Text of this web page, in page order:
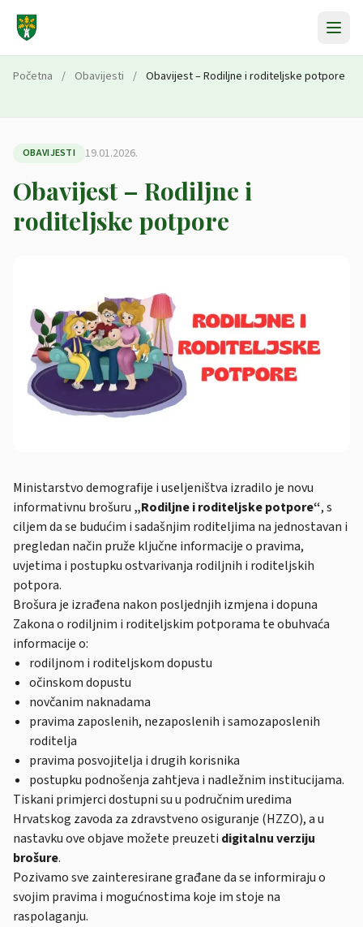
Početna / Obavijesti / Obavijest – Rodiljne i roditeljske potpore
OBAVIJESTI 19.01.2026.
Obavijest – Rodiljne i
roditeljske potpore
Ministarstvo demografije i useljeništva izradilo je novu
informativnu brošuru „Rodiljne i roditeljske potpore“, s
ciljem da se budućim i sadašnjim roditeljima na jednostavan i
pregledan način pruže ključne informacije o pravima,
uvjetima i postupku ostvarivanja rodiljnih i roditeljskih
potpora.
Brošura je izrađena nakon posljednjih izmjena i dopuna
Zakona o rodiljnim i roditeljskim potporama te obuhvaća
informacije o:
rodiljnom i roditeljskom dopustu
očinskom dopustu
novčanim naknadama
pravima zaposlenih, nezaposlenih i samozaposlenih
roditelja
pravima posvojitelja i drugih korisnika
postupku podnošenja zahtjeva i nadležnim institucijama.
Tiskani primjerci dostupni su u područnim uredima
Hrvatskog zavoda za zdravstveno osiguranje (HZZO), a u
nastavku ove objave možete preuzeti digitalnu verziju
brošure.
Pozivamo sve zainteresirane građane da se informiraju o
svojim pravima i mogućnostima koje im stoje na
raspolaganju.